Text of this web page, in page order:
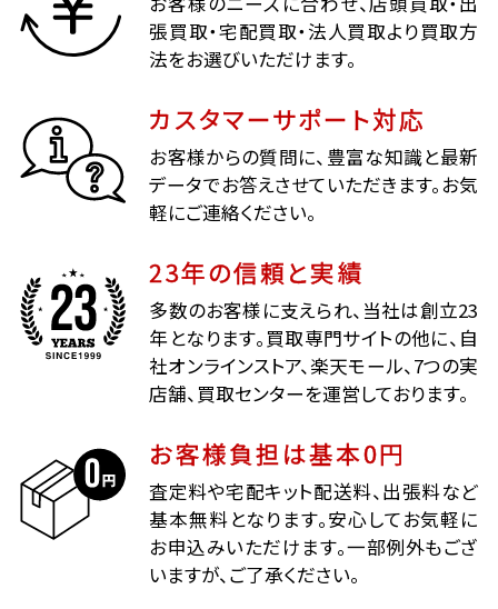
張買取・宅配買取・法人買取より買取方
法をお選びいただけます。
カスタマーサポート対応
お客様からの質問に、豊富な知識と最新
データでお答えさせていただきます。お気
軽にご連絡ください。
23年の信頼と実績
多数のお客様に支えられ、当社は創立23
年となります。買取専門サイトの他に、自
社オンラインストア、楽天モール、7つの実
店舗、買取センターを運営しております。
お客様負担は基本0円
査定料や宅配キット配送料、出張料など
基本無料となります。安心してお気軽に
お申込みいただけます。一部例外もござ
いますが、ご了承ください。